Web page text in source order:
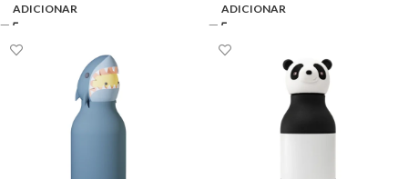
ADICIONAR ADICIONAR